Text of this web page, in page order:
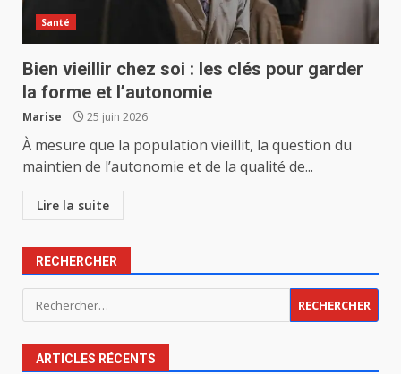
Santé
Bien vieillir chez soi : les clés pour garder
la forme et l’autonomie
Marise 25 juin 2026
À mesure que la population vieillit, la question du
maintien de l’autonomie et de la qualité de...
Lire la suite
RECHERCHER
Rechercher :
ARTICLES RÉCENTS